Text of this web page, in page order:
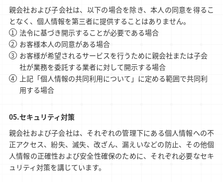
親会社および子会社は、以下の場合を除き、本人の同意を得るこ
となく、個人情報を第三者に提供することはありません。
法令に基づき開示することが必要である場合
お客様本人の同意がある場合
お客様が希望されるサービスを行うために親会社または子会
社が業務を委託する業者に対して開示する場合
上記「個人情報の共同利用について」に定める範囲で共同利
用する場合
セキュリティ対策
親会社および子会社は、それぞれの管理下にある個人情報への不
正アクセス、紛失、滅失、改ざん、漏えいなどの防止、その他個
人情報の正確性および安全性確保のために、それぞれ必要なセキ
ュリティ対策を講じています。